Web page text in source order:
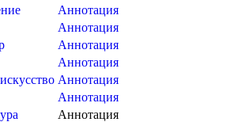
Аннотация
Аннотация
Аннотация
Аннотация
Аннотация
Аннотация
Аннотация